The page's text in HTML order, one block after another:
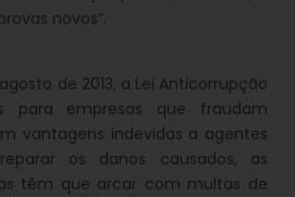
novos”.
de 2013, a Lei Anticorrupção
para empresas que fraudam
vantagens indevidas a agentes
os danos causados, as
têm que arcar com multas de